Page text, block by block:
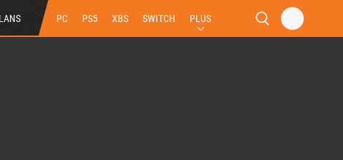
PC PS5 XBS SWITCH PLUS